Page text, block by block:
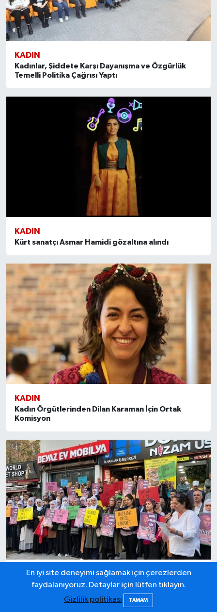
KADIN
Kadınlar, Şiddete Karşı Dayanışma ve Özgürlük
Temelli Politika Çağrısı Yaptı
KADIN
Kürt sanatçı Asmar Hamidi gözaltına alındı
KADIN
Kadın Örgütlerinden Dilan Karaman İçin Ortak
Komisyon
KADIN
DEM Parti Kadın Meclisi’nden “Rojin Kabaiş İçin
En iyi site deneyimi sağlamak için çerezlerden
faydalanıyoruz. Detaylar için lütfen tıklayın.
Gizlilik politikası
TAMAM